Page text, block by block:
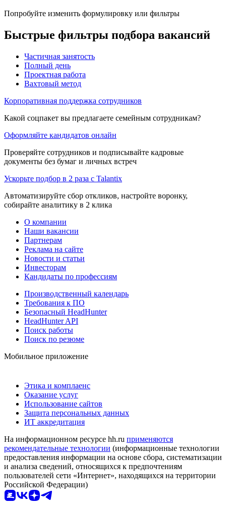
Попробуйте изменить формулировку или фильтры
Быстрые фильтры подбора вакансий
Частичная занятость
Полный день
Проектная работа
Вахтовый метод
Корпоративная поддержка сотрудников
Какой соцпакет вы предлагаете семейным сотрудникам?
Оформляйте кандидатов онлайн
Проверяйте сотрудников и подписывайте кадровые
документы без бумаг и личных встреч
Ускорьте подбор в 2 раза с Talantix
Автоматизируйте сбор откликов, настройте воронку,
собирайте аналитику в 2 клика
О компании
Наши вакансии
Партнерам
Реклама на сайте
Новости и статьи
Инвесторам
Кандидаты по профессиям
Производственный календарь
Требования к ПО
Безопасный HeadHunter
HeadHunter API
Поиск работы
Поиск по резюме
Мобильное приложение
Этика и комплаенс
Оказание услуг
Использование сайтов
Защита персональных данных
ИТ аккредитация
На информационном ресурсе hh.ru применяются
рекомендательные технологии (информационные технологии
предоставления информации на основе сбора, систематизации
и анализа сведений, относящихся к предпочтениям
пользователей сети «Интернет», находящихся на территории
Российской Федерации)